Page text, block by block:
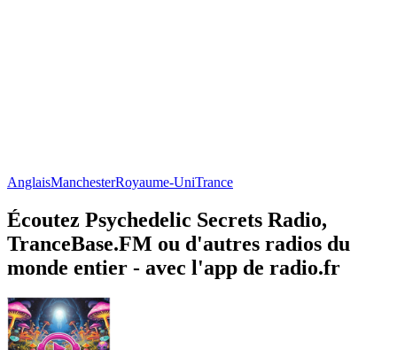
AnglaisManchesterRoyaume-UniTrance
Écoutez Psychedelic Secrets Radio,
TranceBase.FM ou d'autres radios du
monde entier - avec l'app de radio.fr